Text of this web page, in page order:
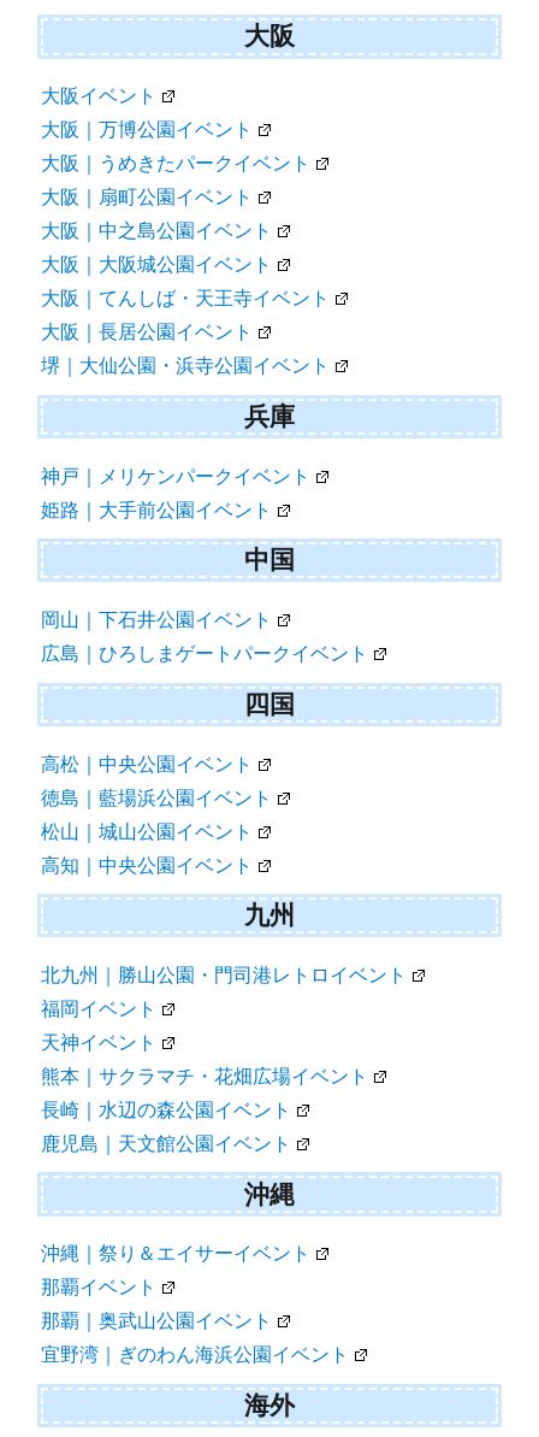
大阪
大阪イベント
大阪｜万博公園イベント
大阪｜うめきたパークイベント
大阪｜扇町公園イベント
大阪｜中之島公園イベント
大阪｜大阪城公園イベント
大阪｜てんしば・天王寺イベント
大阪｜長居公園イベント
堺｜大仙公園・浜寺公園イベント
兵庫
神戸｜メリケンパークイベント
姫路｜大手前公園イベント
中国
岡山｜下石井公園イベント
広島｜ひろしまゲートパークイベント
四国
高松｜中央公園イベント
徳島｜藍場浜公園イベント
松山｜城山公園イベント
高知｜中央公園イベント
九州
北九州｜勝山公園・門司港レトロイベント
福岡イベント
天神イベント
熊本｜サクラマチ・花畑広場イベント
長崎｜水辺の森公園イベント
鹿児島｜天文館公園イベント
沖縄
沖縄｜祭り＆エイサーイベント
那覇イベント
那覇｜奥武山公園イベント
宜野湾｜ぎのわん海浜公園イベント
海外